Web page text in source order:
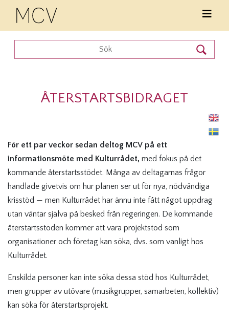
ÅTERSTARTSBIDRAGET
För ett par veckor sedan deltog MCV på ett
informationsmöte med Kulturrådet, med fokus på det
kommande återstartsstödet. Många av deltagarnas frågor
handlade givetvis om hur planen ser ut för nya, nödvändiga
krisstöd — men Kulturrådet har ännu inte fått något uppdrag
utan väntar själva på besked från regeringen. De kommande
återstartsstöden kommer att vara projektstöd som
organisationer och företag kan söka, dvs. som vanligt hos
Kulturrådet.
Enskilda personer kan inte söka dessa stöd hos Kulturrådet,
men grupper av utövare (musikgrupper, samarbeten, kollektiv)
kan söka för återstartsprojekt.